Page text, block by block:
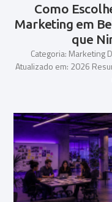
Como
Marketing em
que
Categoria: Marketing
Atualizado em: 2026